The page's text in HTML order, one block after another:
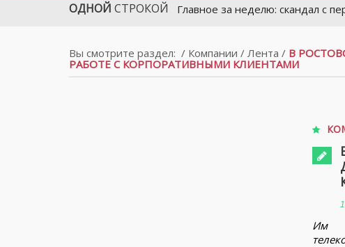
ОДНОЙ СТРОКОЙ
Главное за неделю: скандал с
Вы смотрите раздел: / Компании / Лента / В
РАБОТЕ С КОРПОРАТИВНЫМИ КЛИЕНТАМИ
Им